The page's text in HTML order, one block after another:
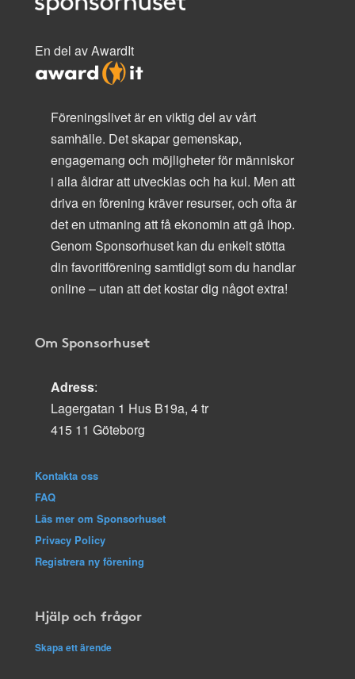
En del av AwardIt
Föreningslivet är en viktig del av vårt
samhälle. Det skapar gemenskap,
engagemang och möjligheter för människor
i alla åldrar att utvecklas och ha kul. Men att
driva en förening kräver resurser, och ofta är
det en utmaning att få ekonomin att gå ihop.
Genom Sponsorhuset kan du enkelt stötta
din favoritförening samtidigt som du handlar
online – utan att det kostar dig något extra!
Om Sponsorhuset
Adress:
Lagergatan 1 Hus B19a, 4 tr
415 11 Göteborg
Kontakta oss
FAQ
Läs mer om Sponsorhuset
Privacy Policy
Registrera ny förening
Hjälp och frågor
Skapa ett ärende